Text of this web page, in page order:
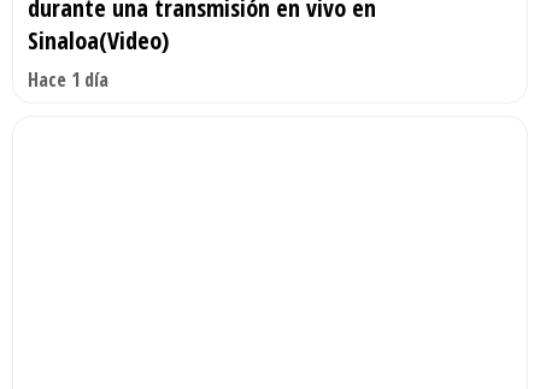
durante una transmisión en vivo en
Sinaloa(Video)
Hace 1 día